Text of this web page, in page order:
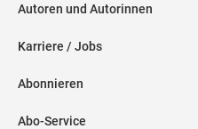
Autoren und Autorinnen
Karriere / Jobs
Abonnieren
Abo-Service